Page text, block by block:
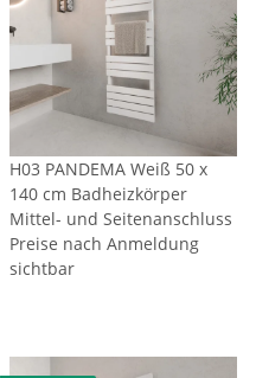
H03 PANDEMA Weiß 50 x
140 cm Badheizkörper
Mittel- und Seitenanschluss
Preise nach Anmeldung
sichtbar